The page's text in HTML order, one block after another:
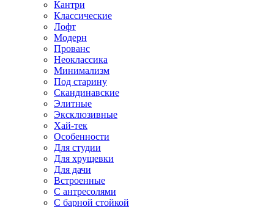
Кантри
Классические
Лофт
Модерн
Прованс
Неоклассика
Минимализм
Под старину
Скандинавские
Элитные
Эксклюзивные
Хай-тек
Особенности
Для студии
Для хрущевки
Для дачи
Встроенные
С антресолями
С барной стойкой